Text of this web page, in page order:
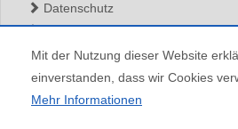
Datenschutz
Impressum
Kontakt
Mit der Nutzung dieser Website
einverstanden, dass wir Cookies
Mehr Informationen